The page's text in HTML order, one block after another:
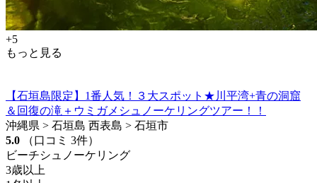
+5
もっと見る
【石垣島限定】1番人気！３大スポット★川平湾+青の洞窟
＆回復の滝＋ウミガメシュノーケリングツアー！！
沖縄県 > 石垣島 西表島 > 石垣市
5.0
（口コミ 3件）
ビーチシュノーケリング
3歳以上